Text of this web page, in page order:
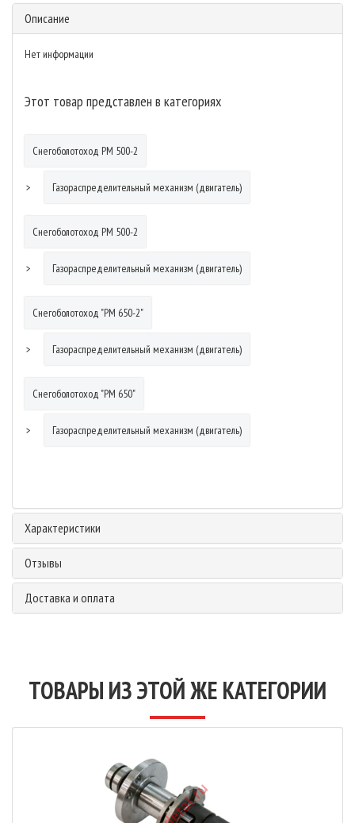
Описание
Нет информации
Этот товар представлен в категориях
Снегоболотоход РМ 500-2
Газораспределительный механизм (двигатель)
Снегоболотоход РМ 500-2
Газораспределительный механизм (двигатель)
Снегоболотоход "РМ 650-2"
Газораспределительный механизм (двигатель)
Снегоболотоход "РМ 650"
Газораспределительный механизм (двигатель)
Характеристики
Отзывы
Доставка и оплата
ТОВАРЫ ИЗ ЭТОЙ ЖЕ КАТЕГОРИИ